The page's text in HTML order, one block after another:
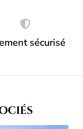
sécurisé